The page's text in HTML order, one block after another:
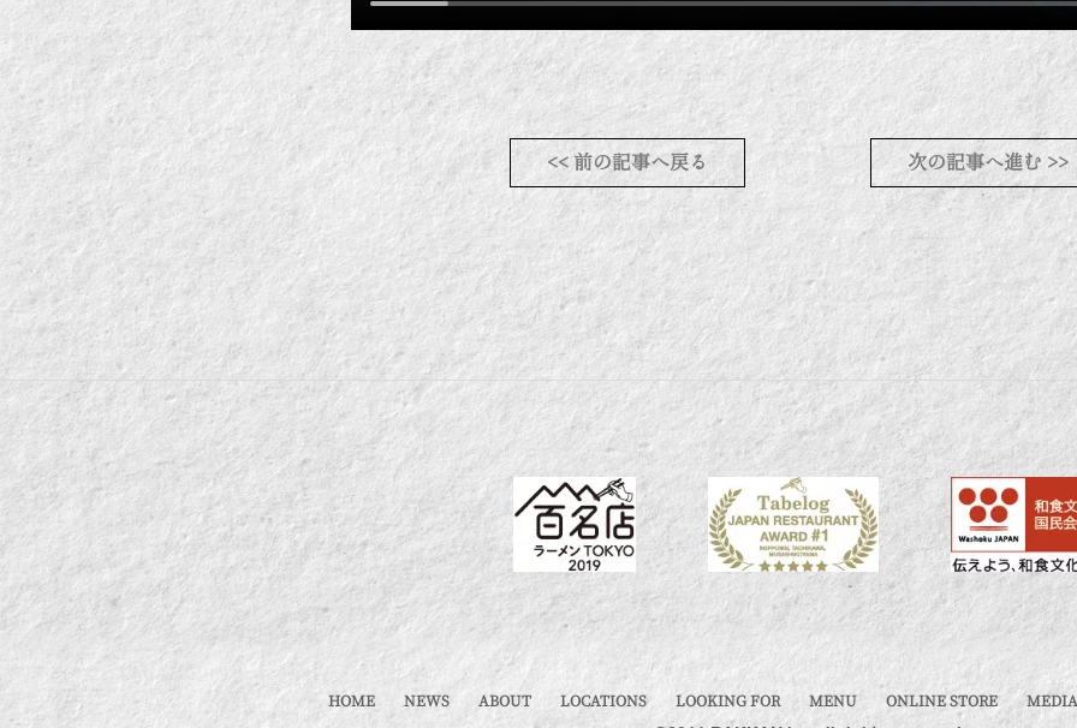
<< 前の記事へ戻る 次の記事へ進む >>
HOME NEWS ABOUT LOCATIONS LOOKING FOR MENU ONLINE STORE